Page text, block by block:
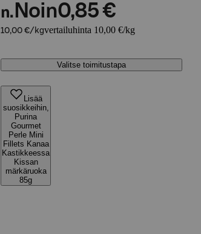
n. Noin0,85 €
10,00 €/kgvertailuhinta 10,00 €/kg
Valitse toimitustapa
Lisää
suosikkeihin,
Purina
Gourmet
Perle Mini
Fillets Kanaa
Kastikkeessa
Kissan
märkäruoka
85g